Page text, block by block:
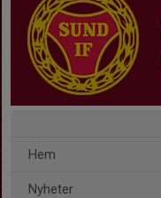
Hem
Nyheter